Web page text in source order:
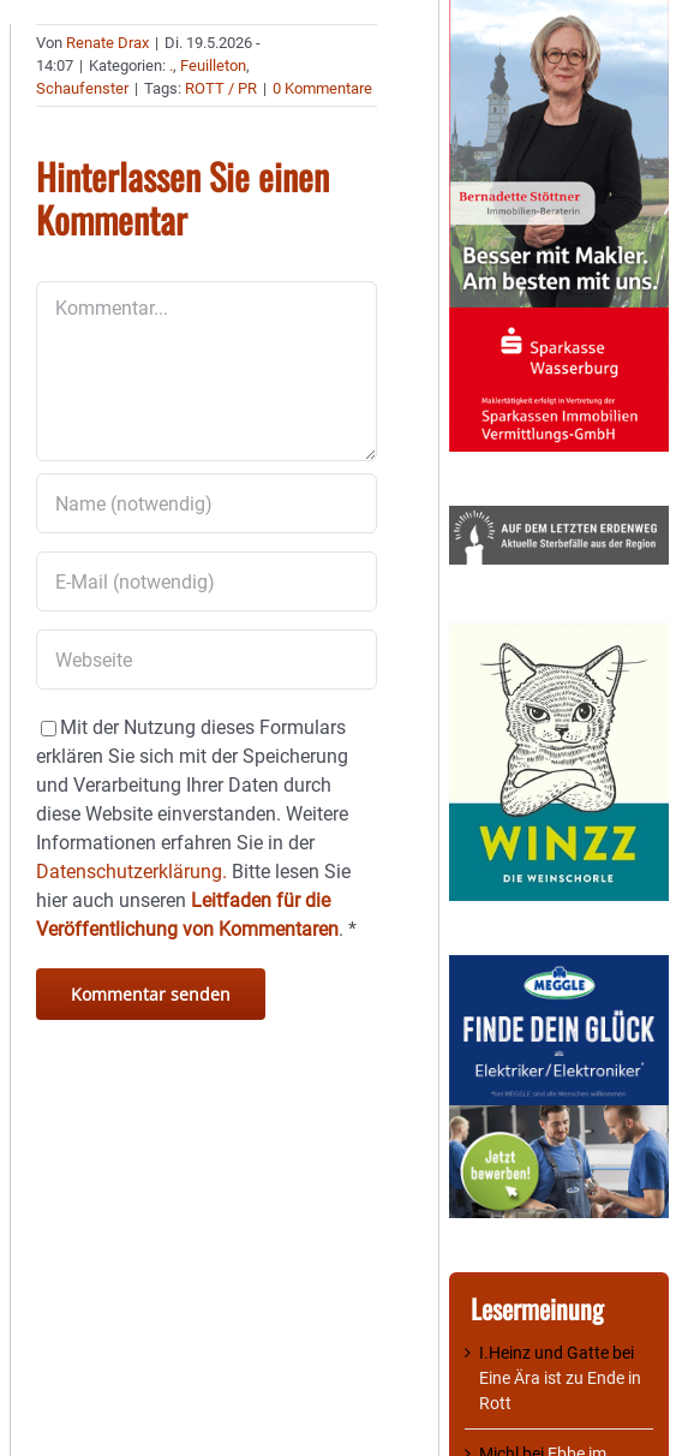
Von Renate Drax | Di. 19.5.2026 -
14:07 | Kategorien: ., Feuilleton,
Schaufenster | Tags: ROTT / PR | 0 Kommentare
Hinterlassen Sie einen
Kommentar
Mit der Nutzung dieses Formulars
erklären Sie sich mit der Speicherung
und Verarbeitung Ihrer Daten durch
diese Website einverstanden. Weitere
Informationen erfahren Sie in der
Datenschutzerklärung. Bitte lesen Sie
hier auch unseren Leitfaden für die
Veröffentlichung von Kommentaren.*
Lesermeinung
I.Heinz und Gatte bei
Eine Ära ist zu Ende in
Rott